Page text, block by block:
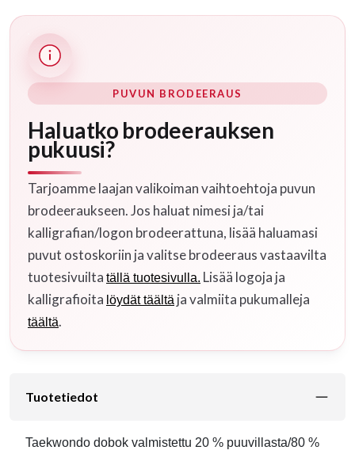
PUVUN BRODEERAUS
Haluatko brodeerauksen
pukuusi?
Tarjoamme laajan valikoiman vaihtoehtoja puvun
brodeeraukseen. Jos haluat nimesi ja/tai
kalligrafian/logon brodeerattuna, lisää haluamasi
puvut ostoskoriin ja valitse brodeeraus vastaavilta
tuotesivuilta tällä tuotesivulla. Lisää logoja ja
kalligrafioita löydät täältä ja valmiita pukumalleja
täältä.
Tuotetiedot
Taekwondo dobok valmistettu 20 % puuvillasta/80 %